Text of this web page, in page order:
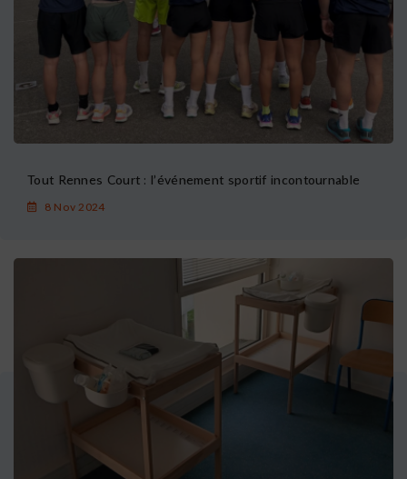
Tout Rennes Court : l’événement sportif incontournable
8 Nov 2024